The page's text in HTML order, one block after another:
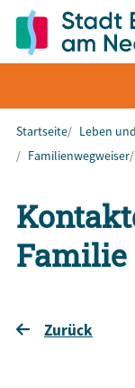
Startseite Leben
Familienwegweiser
Familie
Zurück